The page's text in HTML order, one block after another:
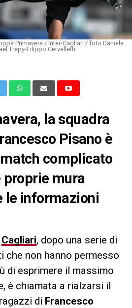
Primavera / Inter-Cagliari / foto Daniele
Trepy-Filippo Cervelletti
la squadra
Pisano è
complicato
proprie mura
le informazioni
Cagliari, dopo una serie di
che non hanno permesso
di esprimere il massimo
è chiamata a rialzarsi il
di Francesco